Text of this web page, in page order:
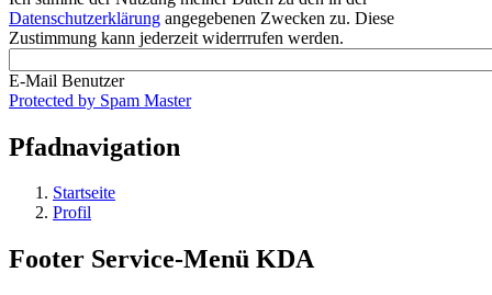
Datenschutzerklärung angegebenen Zwecken zu. Diese
Zustimmung kann jederzeit widerrrufen werden.
E-Mail Benutzer
Protected by Spam Master
Pfadnavigation
Startseite
Profil
Footer Service-Menü KDA